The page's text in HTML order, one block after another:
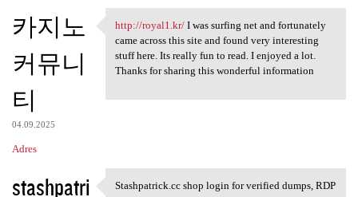
카지노
커뮤니
티
04.09.2025
Adres
http://royal1.kr/ I was
http://royal1.kr/I was surfing net and fortunately
came across this site and found very interesting
stuff here. Its really fun to read. I enjoyed a lot.
Thanks for sharing this wonderful information
stashpatri
Stashpatrick.cc shop login for verified dumps, RDP